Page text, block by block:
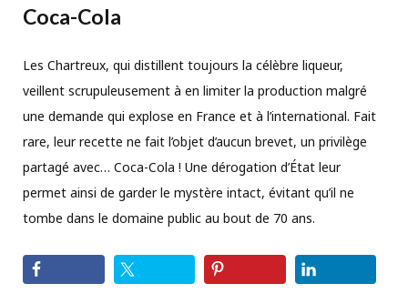
Coca-Cola
Les Chartreux, qui distillent toujours la célèbre liqueur,
veillent scrupuleusement à en limiter la production malgré
une demande qui explose en France et à l’international. Fait
rare, leur recette ne fait l’objet d’aucun brevet, un privilège
partagé avec… Coca-Cola ! Une dérogation d’État leur
permet ainsi de garder le mystère intact, évitant qu’il ne
tombe dans le domaine public au bout de 70 ans.